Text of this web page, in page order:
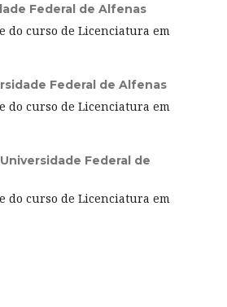
Federal de Alfenas
do curso de Licenciatura em
Federal de Alfenas
do curso de Licenciatura em
Universidade Federal de
do curso de Licenciatura em